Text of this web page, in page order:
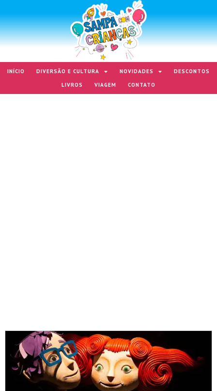
INÍCIO DIVERSÃO E CULTURA NOVIDADES
DESCONTOS
LIVROS
VIAGEM CONTATO